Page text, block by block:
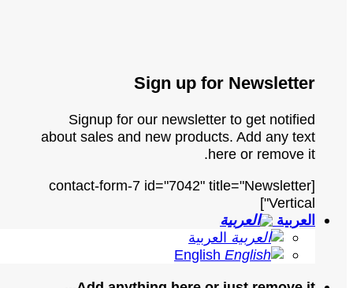
Sign up for Newsletter
Signup for our newsletter to get notified
about sales and new products. Add any text
here or remove it.
[contact-form-7 id="7042" title="Newsletter
Vertical"]
العربية
العربية